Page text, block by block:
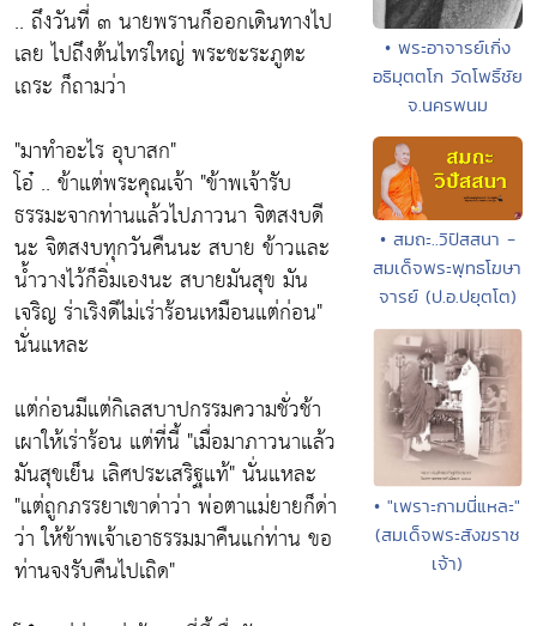
.. ถึงวันที่ ๓ นายพรานก็ออกเดินทางไป
เลย ไปถึงต้นไทรใหญ่ พระชะระภูตะ
เถระ ก็ถามว่า
"มาทำอะไร อุบาสก"
โอ๋ .. ข้าแต่พระคุณเจ้า "ข้าพเจ้ารับ
ธรรมะจากท่านแล้วไปภาวนา จิตสงบดี
นะ จิตสงบทุกวันคืนนะ สบาย ข้าวและ
น้ำวางไว้ก็อิ่มเองนะ สบายมันสุข มัน
เจริญ ร่าเริงดีไม่เร่าร้อนเหมือนแต่ก่อน"
นั่นแหละ
แต่ก่อนมีแต่กิเลสบาปกรรมความชั่วช้า
เผาให้เร่าร้อน แต่ที่นี้ "เมื่อมาภาวนาแล้ว
มันสุขเย็น เลิศประเสริฐแท้"นั่นแหละ
"แต่ถูกภรรยาเขาด่าว่า พ่อตาแม่ยายก็ด่า
ว่า ให้ข้าพเจ้าเอาธรรมมาคืนแก่ท่าน ขอ
ท่านจงรับคืนไปเถิด"
• พระอาจารย์เกิ่ง
อธิมุตตโก วัดโพธิ์ชัย
จ.นครพนม
• สมถะ..วิปัสสนา -
สมเด็จพระพุทธโฆษา
จารย์ (ป.อ.ปยุตโต)
• "เพราะกามนี่แหละ"
(สมเด็จพระสังฆราช
เจ้า)